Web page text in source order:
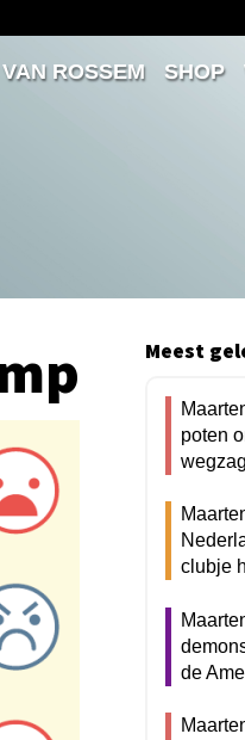
ROSSEM SHOP
Meest
poten
clubje
de